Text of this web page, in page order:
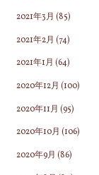
2021年3月 (85)
2021年2月 (74)
2021年1月 (64)
2020年12月 (100)
2020年11月 (95)
2020年10月 (106)
2020年9月 (86)